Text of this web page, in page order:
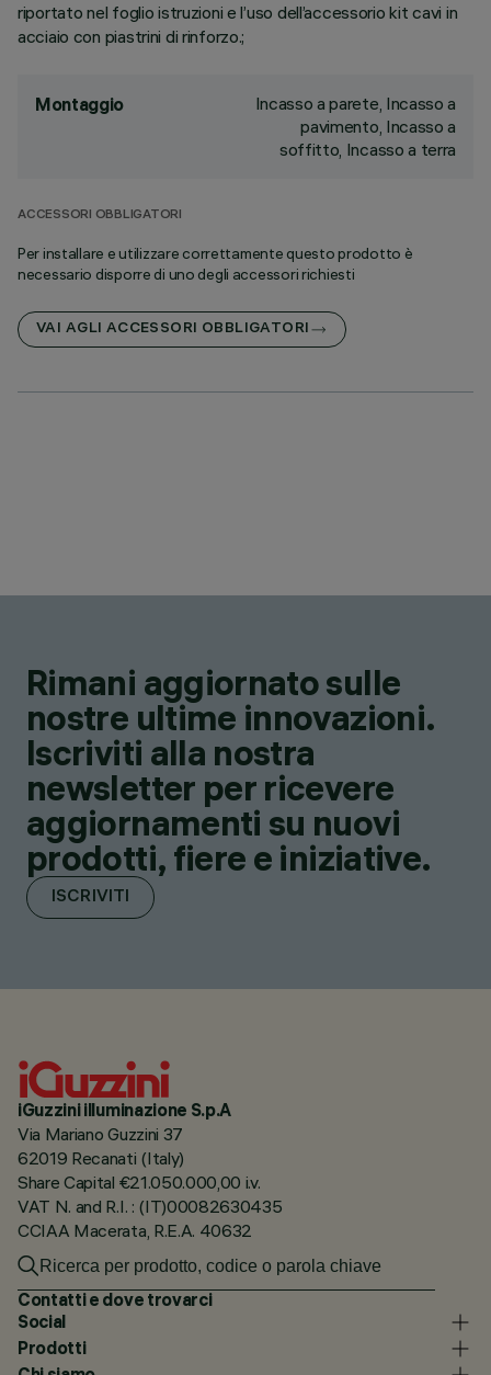
riportato nel foglio istruzioni e l’uso dell’accessorio kit cavi in
acciaio con piastrini di rinforzo.;
Montaggio
Incasso a parete, Incasso a
pavimento, Incasso a
soffitto, Incasso a terra
ACCESSORI OBBLIGATORI
Per installare e utilizzare correttamente questo prodotto è
necessario disporre di uno degli accessori richiesti
VAI AGLI ACCESSORI OBBLIGATORI
Rimani aggiornato sulle
nostre ultime innovazioni.
Iscriviti alla nostra
newsletter per ricevere
aggiornamenti su nuovi
prodotti, fiere e iniziative.
ISCRIVITI
iGuzzini illuminazione S.p.A
Via Mariano Guzzini 37
62019 Recanati (Italy)
Share Capital €21.050.000,00 i.v.
VAT N. and R.I. : (IT)00082630435
CCIAA Macerata, R.E.A. 40632
Contatti e dove trovarci
Social
Prodotti